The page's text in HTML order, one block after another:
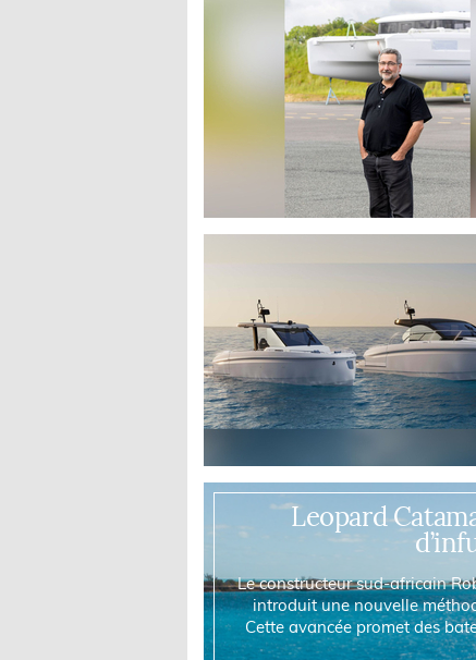
Leopard
Le constructeur sud-africain
introduit une nouvelle
Cette avancée promet des
renforçant